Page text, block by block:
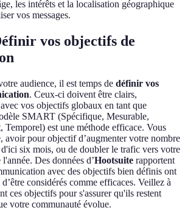
les intérêts et la localisation géographique
vos messages.
vos objectifs de
audience, il est temps de définir vos
. Ceux-ci doivent être clairs,
vos objectifs globaux en tant que
SMART (Spécifique, Mesurable,
Temporel) est une méthode efficace. Vous
avoir pour objectif d’augmenter votre nombre
six mois, ou de doubler le trafic vers votre
Des données d’Hootsuite rapportent
avec des objectifs bien définis ont
considérés comme efficaces. Veillez à
ces objectifs pour s'assurer qu'ils restent
votre communauté évolue.